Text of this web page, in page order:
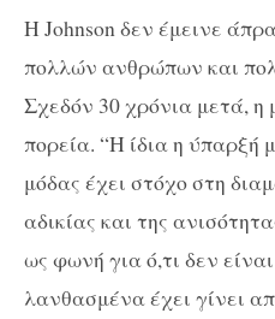
Η Johnson δεν έμεινε
πολλών ανθρώπων και
Σχεδόν 30 χρόνια μετά, η
πορεία. “Η ίδια η ύπαρξή
μόδας έχει στόχο στη
αδικίας και της
ως φωνή για ό,τι δεν
λανθασμένα έχει γίνει